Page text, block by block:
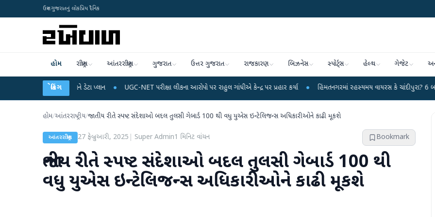
ઉત્તર ગુજરાતનું લોકપ્રિય દૈનિક
હોમ રાષ્ટ્રીય આંતરરાષ્ટ્રીય ગુજરાત ઉત્તર ગુજરાત રાજકારણ બિઝનેસ સ્પોર્ટ્સ હેલ્થ ગેજેટ
બ્રેકિંગ
રિચાર્જ અને ડેટા પ્લાન UGC-NET પરીક્ષા લીકના આરોપો પર રાહુલ ગાંધીએ કેન્દ્ર પર પ્રહાર કર્યા ● હિંમતનગરમાં રહસ્યમય વાયરસ કે ચાંદીપુરા? 6 બાળકોના મોતથી
હોમ/આંતરરાષ્ટ્રીય/જાતીય રીતે સ્પષ્ટ સંદેશાઓ બદલ તુલસી ગેબાર્ડ 100 થી વધુ યુએસ ઇન્ટેલિજન્સ અધિકારીઓને કાઢી મૂકશે
આંતરરાષ્ટ્રીય 27 ફેબ્રુઆરી, 2025 Super Admin1 મિનિટ વાંચન Bookmark
જાતીય રીતે સ્પષ્ટ સંદેશાઓ બદલ તુલસી ગેબાર્ડ 100 થી
વધુ યુએસ ઇન્ટેલિજન્સ અધિકારીઓને કાઢી મૂકશે